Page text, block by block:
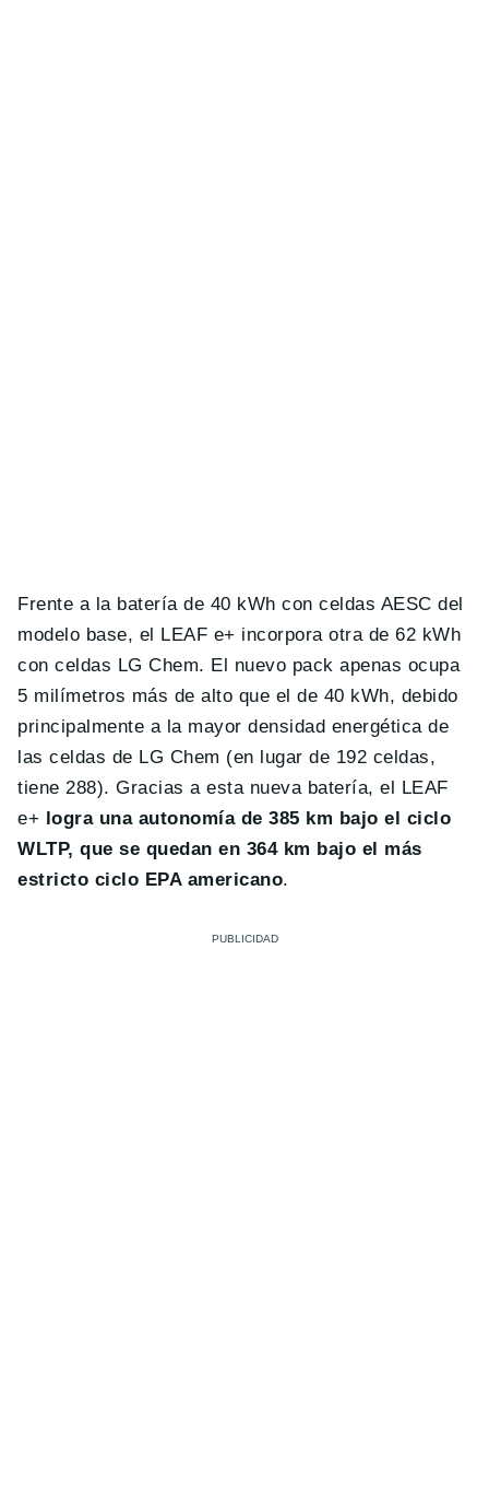
Frente a la batería de 40 kWh con celdas AESC del
modelo base, el LEAF e+ incorpora otra de 62 kWh
con celdas LG Chem. El nuevo pack apenas ocupa
5 milímetros más de alto que el de 40 kWh, debido
principalmente a la mayor densidad energética de
las celdas de LG Chem (en lugar de 192 celdas,
tiene 288). Gracias a esta nueva batería, el LEAF
e+ logra una autonomía de 385 km bajo el ciclo
WLTP, que se quedan en 364 km bajo el más
estricto ciclo EPA americano.